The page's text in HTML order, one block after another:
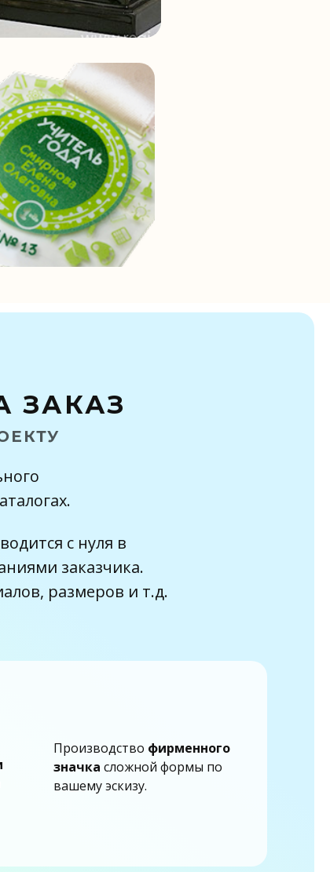
на заказ Архангельск
для сотрудников Архангельск
Мирный,
наград Архангельск
ЗАКАЗ
с нуля в
заказчика.
размеров и т.д.
Производство фирменного
значка сложной формы по
вашему эскизу.